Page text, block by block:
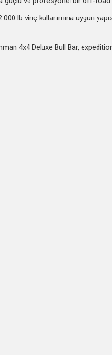
lb vinç kullanımına uygun
4x4 Deluxe Bull Bar,